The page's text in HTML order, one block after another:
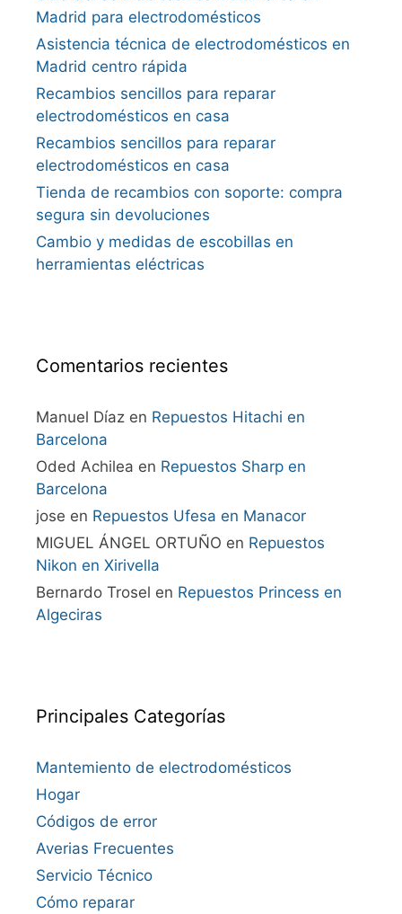
Madrid para electrodomésticos
Asistencia técnica de electrodomésticos en
Madrid centro rápida
Recambios sencillos para reparar
electrodomésticos en casa
Recambios sencillos para reparar
electrodomésticos en casa
Tienda de recambios con soporte: compra
segura sin devoluciones
Cambio y medidas de escobillas en
herramientas eléctricas
Comentarios recientes
Manuel Díaz en Repuestos Hitachi en
Barcelona
Oded Achilea en Repuestos Sharp en
Barcelona
jose en Repuestos Ufesa en Manacor
MIGUEL ÁNGEL ORTUÑO en Repuestos
Nikon en Xirivella
Bernardo Trosel en Repuestos Princess en
Algeciras
Principales Categorías
Mantemiento de electrodomésticos
Hogar
Códigos de error
Averias Frecuentes
Servicio Técnico
Cómo reparar